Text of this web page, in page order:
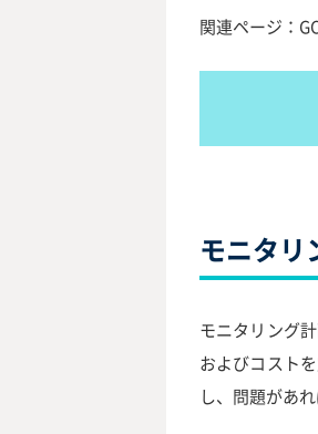
関連ページ：
モニタリ
モニタリング
およびコスト
し、問題があ